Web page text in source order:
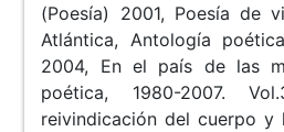
(Poesía) 2001, Poesía de
Atlántica, Antología
2004, En el país de las
poética, 1980-2007.
reivindicación del cuerpo y